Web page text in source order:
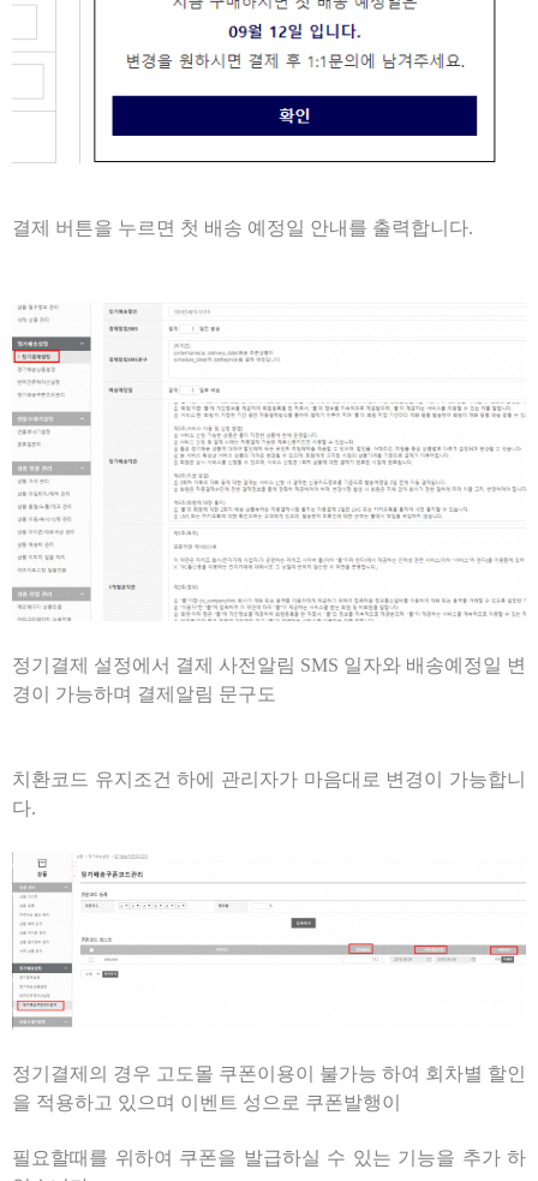
결제 버튼을 누르면 첫 배송 예정일 안내를 출력합니다.
정기결제 설정에서 결제 사전알림 SMS 일자와 배송예정일 변
경이 가능하며 결제알림 문구도
치환코드 유지조건 하에 관리자가 마음대로 변경이 가능합니
다.
정기결제의 경우 고도몰 쿠폰이용이 불가능 하여 회차별 할인
을 적용하고 있으며 이벤트 성으로 쿠폰발행이
필요할때를 위하여 쿠폰을 발급하실 수 있는 기능을 추가 하